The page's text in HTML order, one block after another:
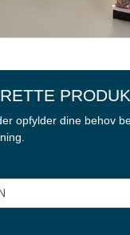
opfylder dine behov